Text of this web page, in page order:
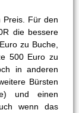
Preis. Für den
die bessere
zu Buche,
500 Euro zu
in anderen
Bürsten
und einen
wenn das